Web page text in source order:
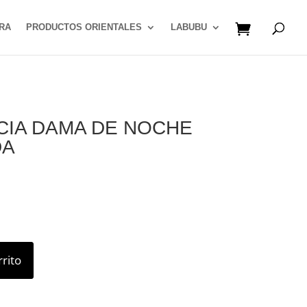
PRODUCTOS ORIENTALES LABUBU
DAMA DE NOCHE